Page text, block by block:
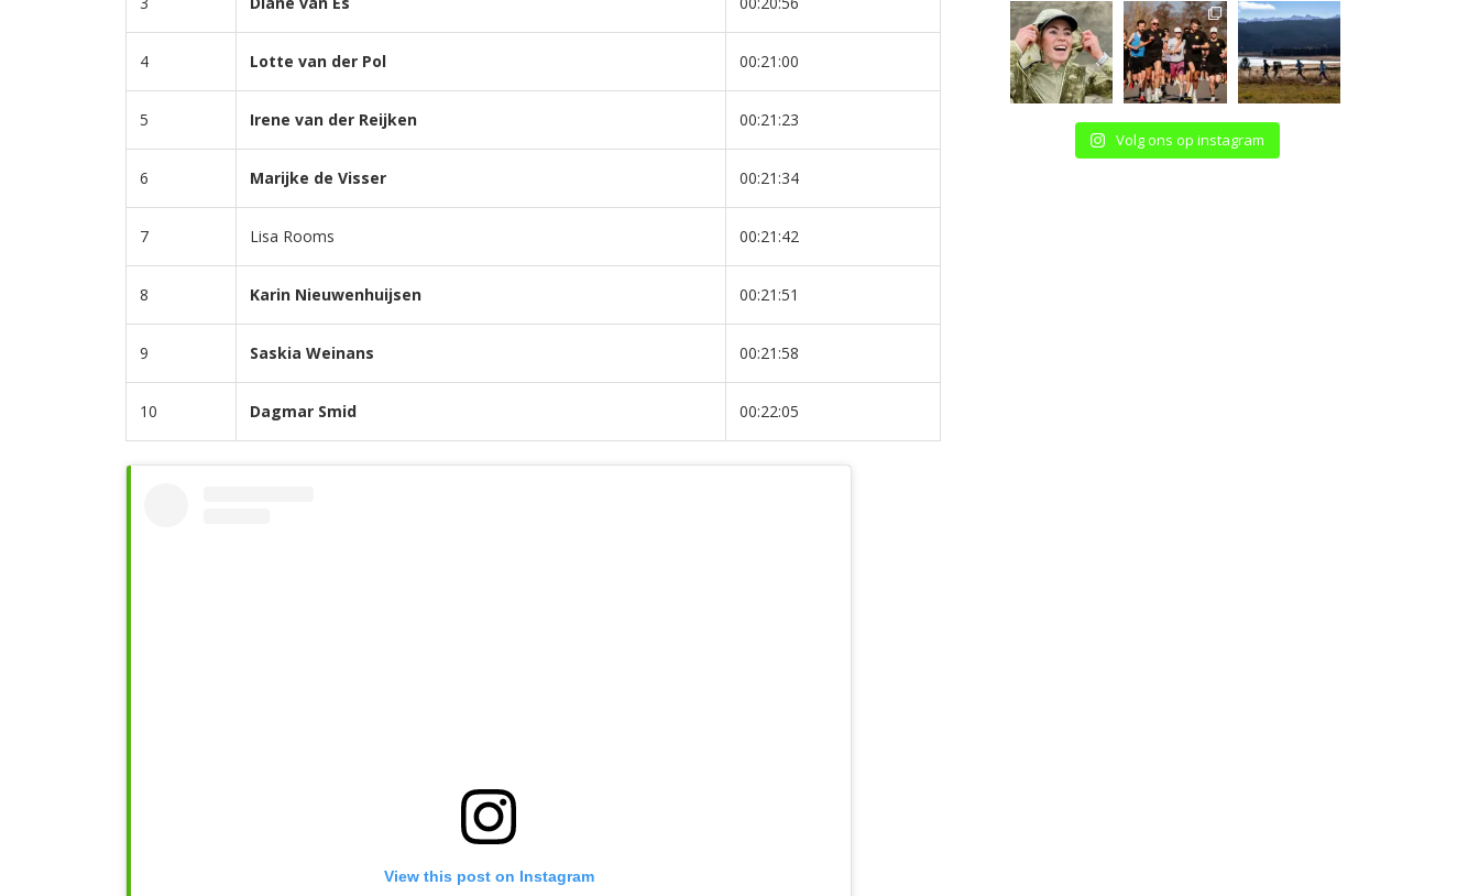
4 Lotte van der Pol 00:21:00
5 Irene van der Reijken 00:21:23
6 Marijke de Visser 00:21:34
7 Lisa Rooms 00:21:42
8 Karin Nieuwenhuijsen 00:21:51
9 Saskia Weinans 00:21:58
10 Dagmar Smid 00:22:05
View this post on Instagram
Volg ons op instagram